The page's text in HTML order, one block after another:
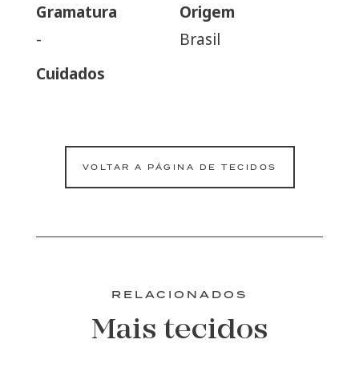
Gramatura
-
Origem
Brasil
Cuidados
VOLTAR A PÁGINA DE TECIDOS
RELACIONADOS
Mais tecidos